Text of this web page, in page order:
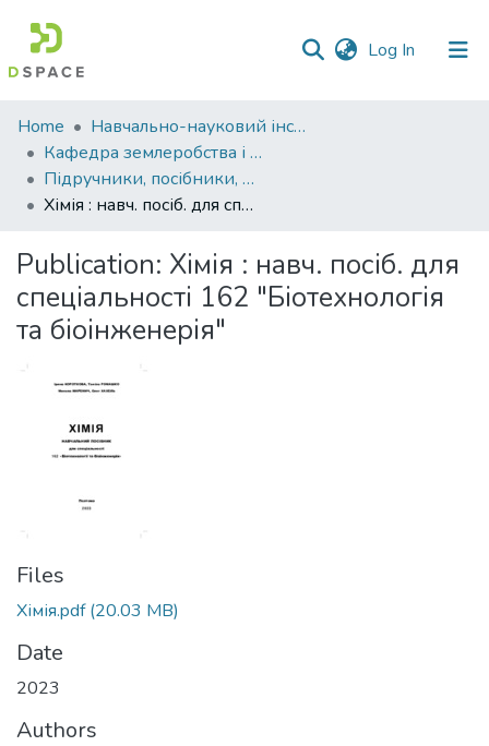
Log In (current)
Communities
&
Collections
All of DSpace
Statistics
Home
Навчально-науковий інститут агротехнологій, селекції та екології
Кафедра землеробства і агрохімії ім. В.І.Сазанова
Підручники, посібники, методичні рекомендації, монографії. Кафедра землеробства і агрохімії ім. В.І.Сазанова
Хімія : навч. посіб. для спеціальності 162 "Біотехнологія та біоінженерія"
Publication: Хімія : навч. посіб. для
спеціальності 162 "Біотехнологія
та біоінженерія"
Files
Хімія.pdf(20.03 MB)
Date
2023
Authors